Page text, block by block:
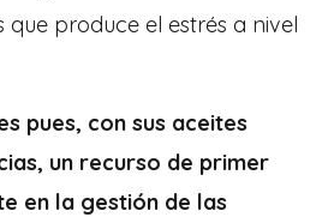
que produce el estrés a nivel
pues, con sus aceites
un recurso de primer
en la gestión de las